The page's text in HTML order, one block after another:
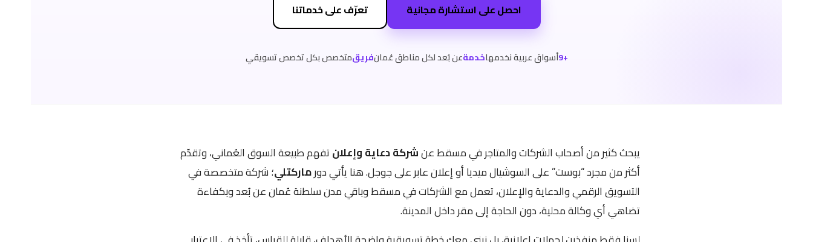
احصل على استشارة مجانية تعرّف على خدماتنا
+9 أسواق عربية نخدمهاخدمةعن بُعد لكل مناطق عُمانفريقمتخصص بكل تخصص تسويقي
يبحث كثير من أصحاب الشركات والمتاجر في مسقط عنشركة دعاية وإعلانتفهم طبيعة السوق العُماني، وتقدّم
أكثر من مجرد “بوست” على السوشيال ميديا أو إعلان عابر على جوجل. هنا يأتي دورماركتلي؛ شركة متخصصة في
التسويق الرقمي والدعاية والإعلان، تعمل مع الشركات في مسقط وباقي مدن سلطنة عُمان عن بُعد وبكفاءة
تضاهي أي وكالة محلية، دون الحاجة إلى مقر داخل المدينة.